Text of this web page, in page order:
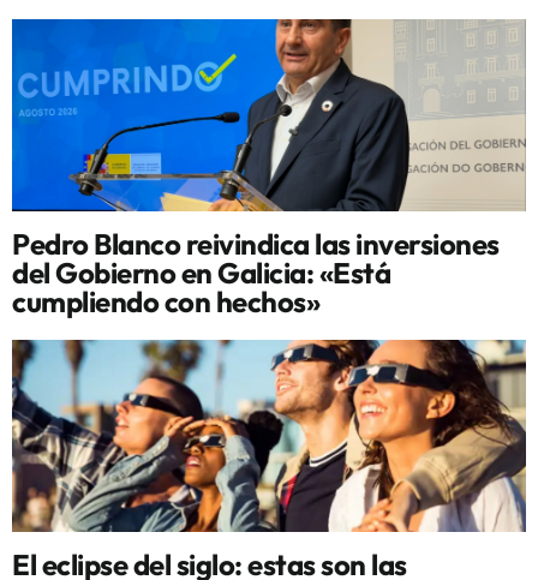
Pedro Blanco reivindica las inversiones
del Gobierno en Galicia: «Está
cumpliendo con hechos»
El eclipse del siglo: estas son las